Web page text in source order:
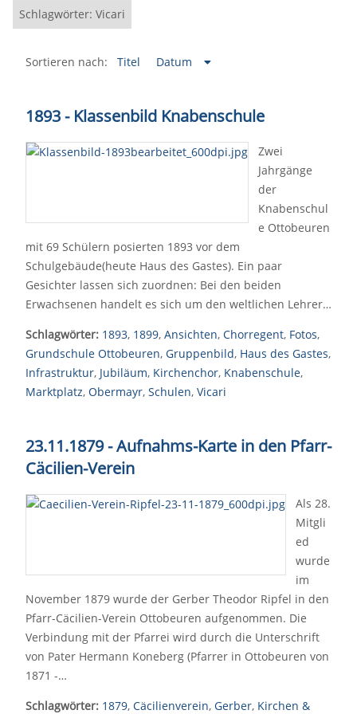
Schlagwörter: Vicari
Sortieren nach: Titel Datum
1893 - Klassenbild Knabenschule
Zwei
Jahrgänge
der
Knabenschul
e Ottobeuren
mit 69 Schülern posierten 1893 vor dem
Schulgebäude(heute Haus des Gastes). Ein paar
Gesichter lassen sich zuordnen: Bei den beiden
Erwachsenen handelt es sich um den weltlichen Lehrer…
Schlagwörter: 1893, 1899, Ansichten, Chorregent, Fotos,
Grundschule Ottobeuren, Gruppenbild, Haus des Gastes,
Infrastruktur, Jubiläum, Kirchenchor, Knabenschule,
Marktplatz, Obermayr, Schulen, Vicari
23.11.1879 - Aufnahms-Karte in den Pfarr-
Cäcilien-Verein
Als 28.
Mitgli
ed
wurde
im
November 1879 wurde der Gerber Theodor Ripfel in den
Pfarr-Cäcilien-Verein Ottobeuren aufgenommen. Die
Verbindung mit der Pfarrei wird durch die Unterschrift
von Pater Hermann Koneberg (Pfarrer in Ottobeuren von
1871 -…
Schlagwörter: 1879, Cäcilienverein, Gerber, Kirchen &